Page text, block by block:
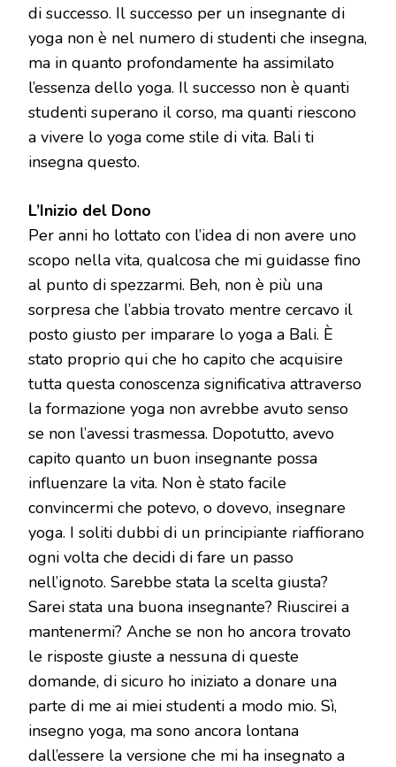
di successo. Il successo per un insegnante di
yoga non è nel numero di studenti che insegna,
ma in quanto profondamente ha assimilato
l’essenza dello yoga. Il successo non è quanti
studenti superano il corso, ma quanti riescono
a vivere lo yoga come stile di vita. Bali ti
insegna questo.
L’Inizio del Dono
Per anni ho lottato con l’idea di non avere uno
scopo nella vita, qualcosa che mi guidasse fino
al punto di spezzarmi. Beh, non è più una
sorpresa che l’abbia trovato mentre cercavo il
posto giusto per imparare lo yoga a Bali. È
stato proprio qui che ho capito che acquisire
tutta questa conoscenza significativa attraverso
la formazione yoga non avrebbe avuto senso
se non l’avessi trasmessa. Dopotutto, avevo
capito quanto un buon insegnante possa
influenzare la vita. Non è stato facile
convincermi che potevo, o dovevo, insegnare
yoga. I soliti dubbi di un principiante riaffiorano
ogni volta che decidi di fare un passo
nell’ignoto. Sarebbe stata la scelta giusta?
Sarei stata una buona insegnante? Riuscirei a
mantenermi? Anche se non ho ancora trovato
le risposte giuste a nessuna di queste
domande, di sicuro ho iniziato a donare una
parte di me ai miei studenti a modo mio. Sì,
insegno yoga, ma sono ancora lontana
dall’essere la versione che mi ha insegnato a